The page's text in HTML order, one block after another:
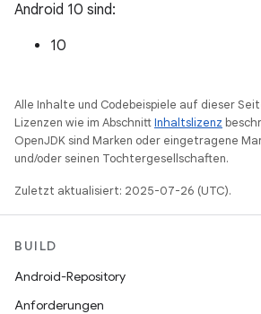
Android 10 sind:
10
Alle Inhalte und Codebeispiele auf dieser
Lizenzen wie im AbschnittInhaltslizenz
OpenJDK sind Marken oder eingetragene
und/oder seinen Tochtergesellschaften.
Zuletzt aktualisiert: 2025-07-26 (UTC).
BUILD
Android-Repository
Anforderungen